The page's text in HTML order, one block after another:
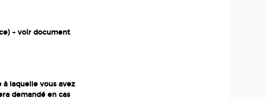
- voir document
laquelle vous avez
demandé en cas